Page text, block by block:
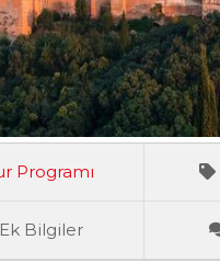
Programı
Ek Bilgiler